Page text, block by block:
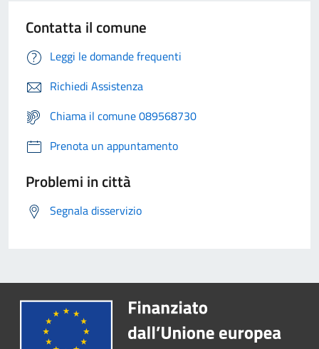
Contatta il comune
Leggi le domande frequenti
Richiedi Assistenza
Chiama il comune 089568730
Prenota un appuntamento
Problemi in città
Segnala disservizio